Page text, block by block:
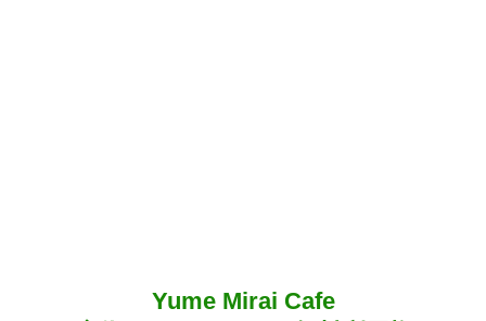
Yume Mirai Cafe